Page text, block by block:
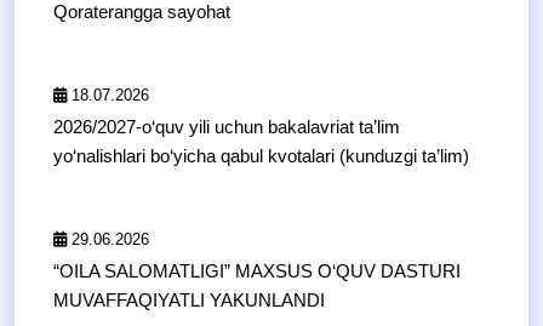
Qoraterangga sayohat
18.07.2026
2026/2027-o‘quv yili uchun bakalavriat ta’lim
yo‘nalishlari bo‘yicha qabul kvotalari (kunduzgi ta’lim)
29.06.2026
“OILA SALOMATLIGI” MAXSUS O‘QUV DASTURI
MUVAFFAQIYATLI YAKUNLANDI